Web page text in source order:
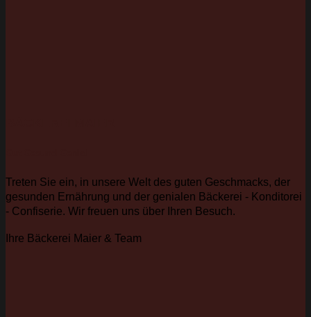
Treten Sie ein, in unsere Welt des guten Geschmacks, der
gesunden Ernährung und der genialen Bäckerei - Konditorei
- Confiserie. Wir freuen uns über Ihren Besuch.
Ihre Bäckerei Maier & Team